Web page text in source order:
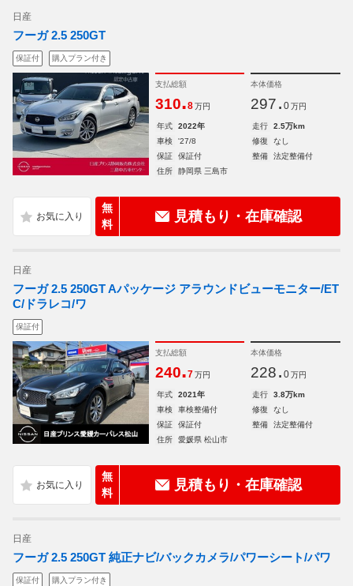
日産
フーガ 2.5 250GT
保証付 購入プラン付き
支払総額
310.8 万円
本体価格
297. 0 万円
年式 2022年 走行
2.5万km
車検
'27/8 修復
なし
保証
保証付 整備
法定整備付
住所
静岡県 三島市
無
料
見積もり・在庫確認
日産
フーガ 2.5 250GT Aパッケージ アラウンドビューモニター/ET
C/ドラレコ/ワ
保証付
支払総額
240.7 万円
本体価格
228. 0 万円
年式 2021年 走行
3.8万km
車検
車検整備付 修復
なし
保証
保証付 整備
法定整備付
住所
愛媛県 松山市
無
料
見積もり・在庫確認
日産
フーガ 2.5 250GT 純正ナビ/バックカメラ/パワーシート/パワ
保証付 購入プラン付き